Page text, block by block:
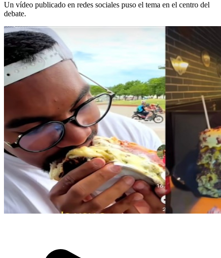
Un vídeo publicado en redes sociales puso el tema en el centro del
debate.